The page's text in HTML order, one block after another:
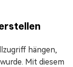
hängen,
Mit diesem